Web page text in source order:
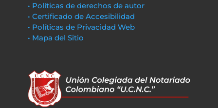
• Políticas de derechos de autor
• Certificado de Accesibilidad
• Políticas de Privacidad Web
• Mapa del Sitio